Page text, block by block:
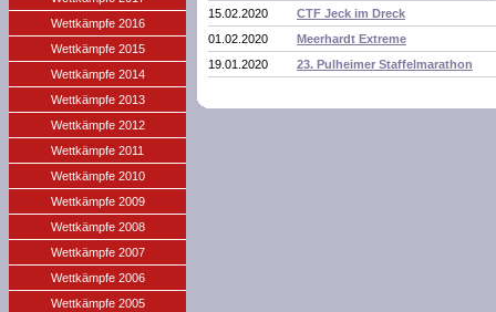
Wettkämpfe 2016
Wettkämpfe 2015
Wettkämpfe 2014
Wettkämpfe 2013
Wettkämpfe 2012
Wettkämpfe 2011
Wettkämpfe 2010
Wettkämpfe 2009
Wettkämpfe 2008
Wettkämpfe 2007
Wettkämpfe 2006
Wettkämpfe 2005
15.02.2020
CTF Jeck im Dreck
01.02.2020
Meerhardt Extreme
19.01.2020
23. Pulheimer Staffelmarathon